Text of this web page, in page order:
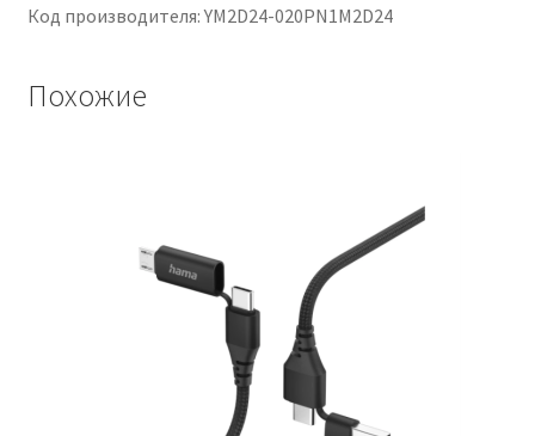
Код производителя: YM2D24-020PN1M2D24
Похожие